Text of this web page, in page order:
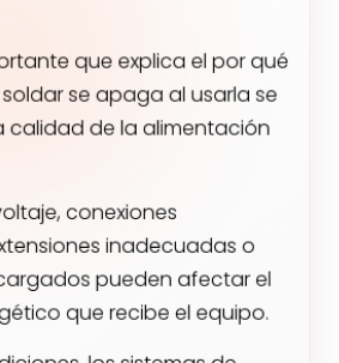
que explica el por qué
se apaga al usarla se
calidad de la alimentación
conexiones
inadecuadas o
pueden afectar el
que recibe el equipo.